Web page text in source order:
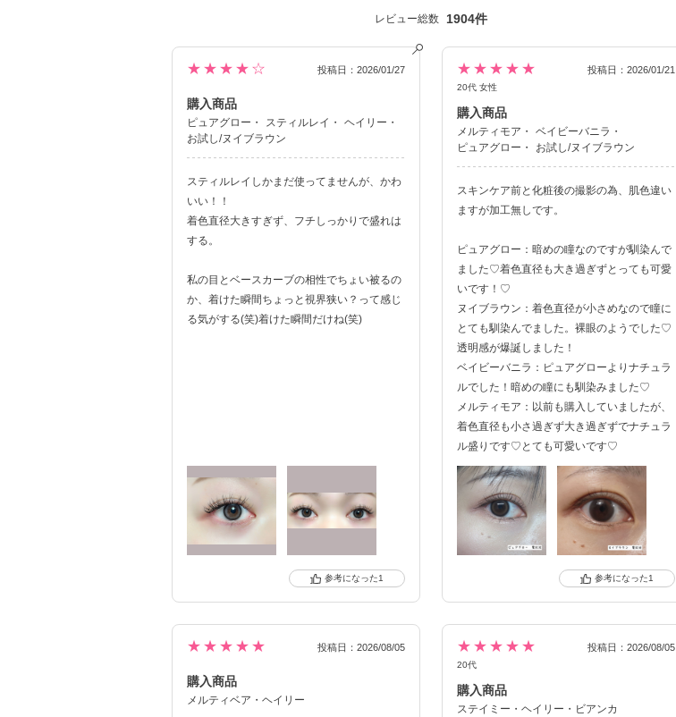
レビュー総数 1904件
★★★★☆ 投稿日：2026/01/27
購入商品
ピュアグロー スティルレイ
ヘイリー
お試し/ヌイブラウン
スティルレイしかまだ使ってませんが、かわ
いい！！
着色直径大きすぎず、フチしっかりで盛れは
する。
私の目とベースカーブの相性でちょい被るの
か、着けた瞬間ちょっと視界狭い？って感じ
る気がする(笑)着けた瞬間だけね(笑)
1
★★★★★
20代 女性
投稿日：2026/01/21
購入商品
メルティモア
ベイビーバニラ
ピュアグロー
お試し/ヌイブラウン
スキンケア前と化粧後の撮影の為、肌色違い
ますが加工無しです。
ピュアグロー：暗めの瞳なのですが馴染んで
ました♡着色直径も大き過ぎずとっても可愛
いです！♡
ヌイブラウン：着色直径が小さめなので瞳に
とても馴染んでました。裸眼のようでした♡
透明感が爆誕しました！
ベイビーバニラ：ピュアグローよりナチュラ
ルでした！暗めの瞳にも馴染みました♡
メルティモア：以前も購入していましたが、
着色直径も小さ過ぎず大き過ぎずでナチュラ
ル盛りです♡とても可愛いです♡
1
★★★★★ 投稿日：2026/08/05
購入商品
メルティベア ヘイリー
★★★★★
20代
投稿日：2026/08/05
購入商品
ステイミー ヘイリー ビアンカ